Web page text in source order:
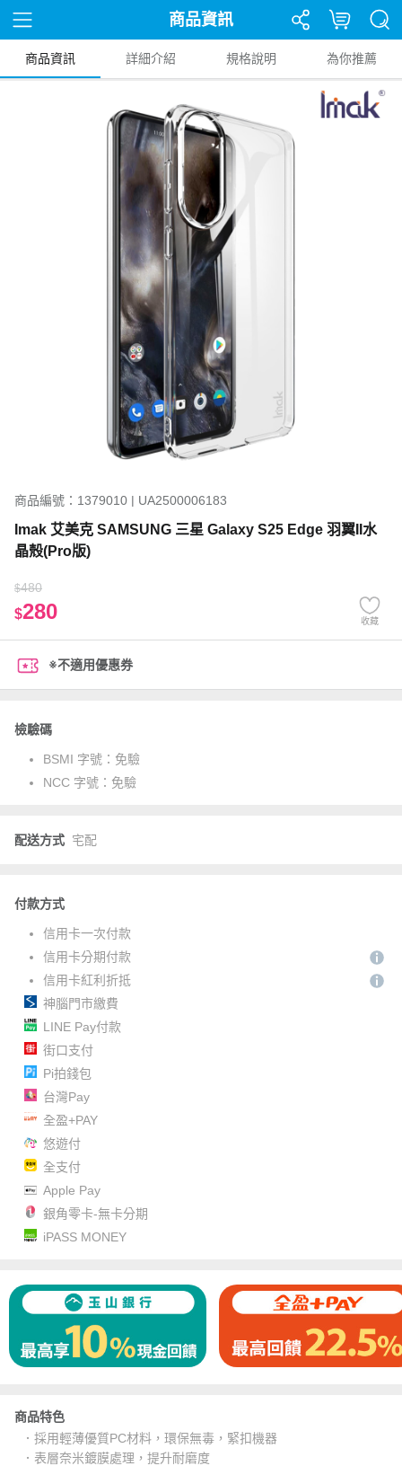
商品資訊
商品資訊 詳細介紹 規格說明 為你推薦
商品編號：1379010 | UA2500006183
Imak 艾美克 SAMSUNG 三星 Galaxy S25 Edge 羽翼II水
晶殼(Pro版)
$480
$280 收藏
※不適用優惠券
檢驗碼
BSMI 字號： 免驗
NCC 字號： 免驗
配送方式 宅配
付款方式
信用卡一次付款
信用卡分期付款
信用卡紅利折抵
神腦門市繳費
LINE Pay付款
街口支付
Pi拍錢包
台灣Pay
全盈+PAY
悠遊付
全支付
Apple Pay
銀角零卡-無卡分期
iPASS MONEY
商品特色
．採用輕薄優質PC材料，環保無毒，緊扣機器
．表層奈米鍍膜處理，提升耐磨度